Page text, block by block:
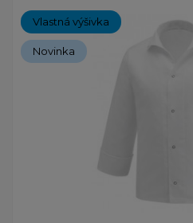
Vlastná výšivka
Novinka